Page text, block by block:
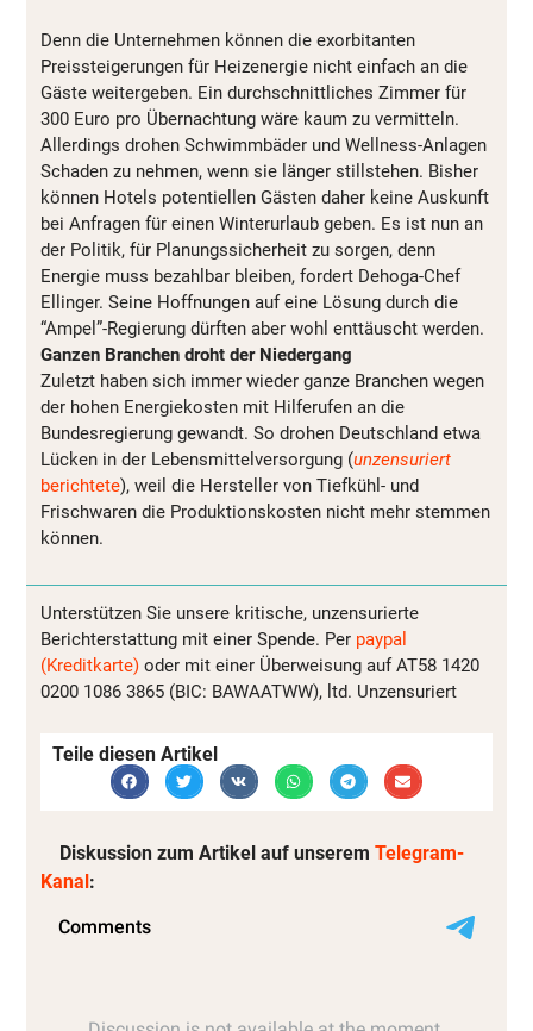
Denn die Unternehmen können die exorbitanten
Preissteigerungen für Heizenergie nicht einfach an die
Gäste weitergeben. Ein durchschnittliches Zimmer für
300 Euro pro Übernachtung wäre kaum zu vermitteln.
Allerdings drohen Schwimmbäder und Wellness-Anlagen
Schaden zu nehmen, wenn sie länger stillstehen. Bisher
können Hotels potentiellen Gästen daher keine Auskunft
bei Anfragen für einen Winterurlaub geben. Es ist nun an
der Politik, für Planungssicherheit zu sorgen, denn
Energie muss bezahlbar bleiben, fordert Dehoga-Chef
Ellinger. Seine Hoffnungen auf eine Lösung durch die
“Ampel”-Regierung dürften aber wohl enttäuscht werden.
Ganzen Branchen droht der Niedergang
Zuletzt haben sich immer wieder ganze Branchen wegen
der hohen Energiekosten mit Hilferufen an die
Bundesregierung gewandt. So drohen Deutschland etwa
Lücken in der Lebensmittelversorgung (unzensuriert
berichtete), weil die Hersteller von Tiefkühl- und
Frischwaren die Produktionskosten nicht mehr stemmen
können.
Unterstützen Sie unsere kritische, unzensurierte
Berichterstattung mit einer Spende. Per paypal
(Kreditkarte) oder mit einer Überweisung auf AT58 1420
0200 1086 3865 (BIC: BAWAATWW), ltd. Unzensuriert
Teile diesen Artikel
Diskussion zum Artikel auf unserem Telegram-
Kanal :